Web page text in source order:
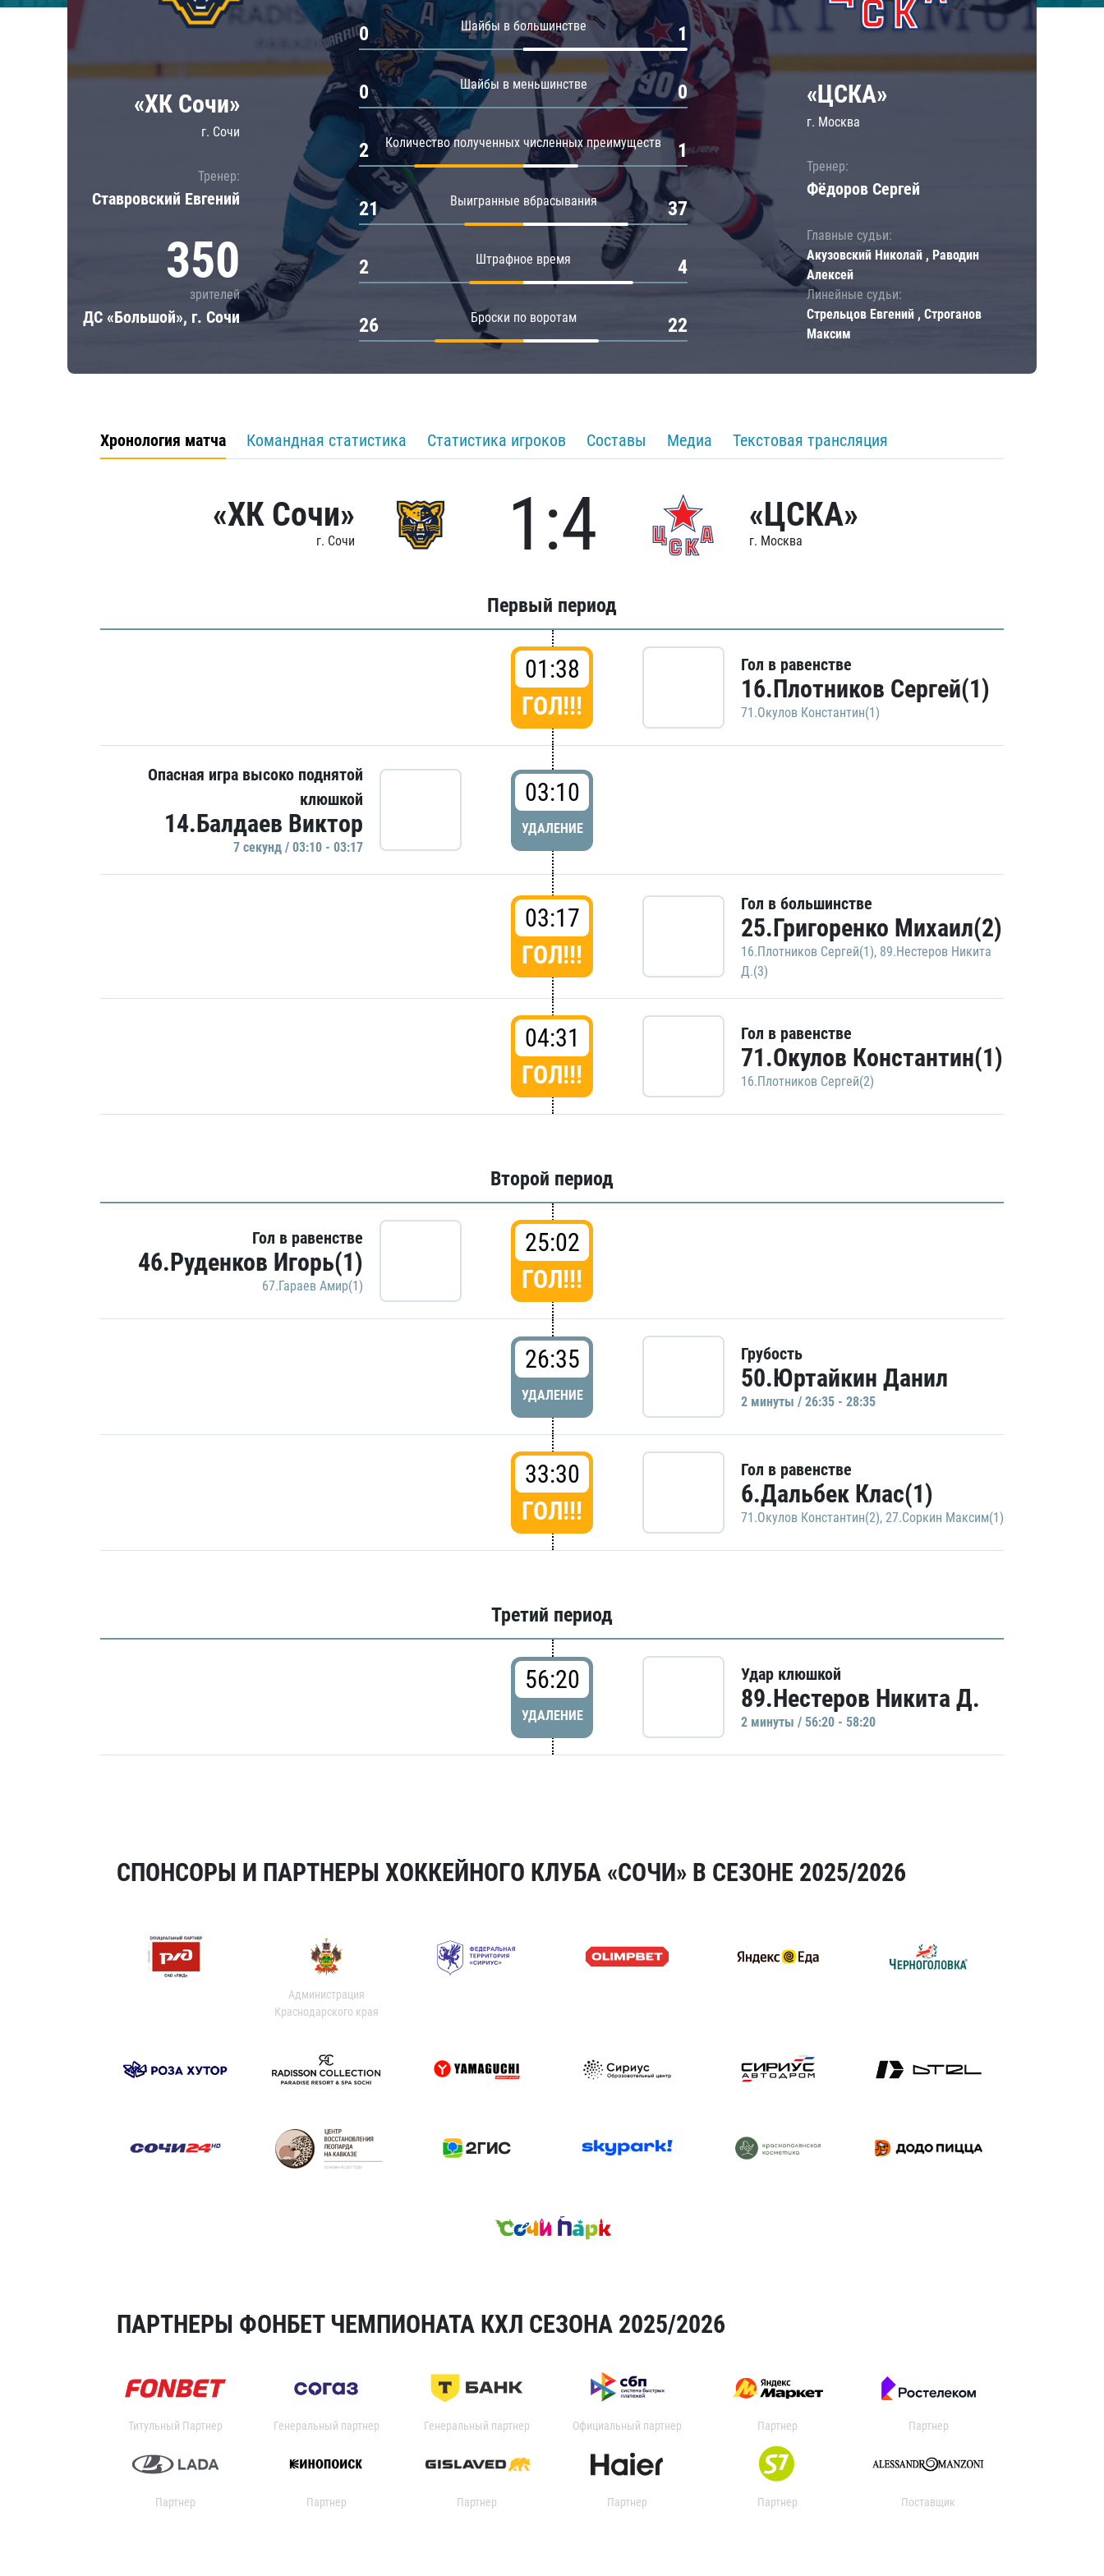
Локомотив
ЦСКА
Шанхайские Драконы
Амур
Барыс
Салават Юлаев
«ХК Сочи»
г. Сочи
Тренер:
Ставровский Евгений
350
зрителей
ДС «Большой», г. Сочи
Шайбы в большинстве
0 1
Шайбы в меньшинстве
0 0
Количество полученных численных преимуществ
2 1
Выигранные вбрасывания
21 37
Штрафное время
2 4
Броски по воротам
26 22
«ЦСКА»
г. Москва
Тренер:
Фёдоров Сергей
Главные судьи:
Акузовский Николай , Раводин
Алексей
Линейные судьи:
Стрельцов Евгений , Строганов
Максим
Хронология матча Командная статистика Статистика игроков Составы Медиа Текстовая трансляция
«ХК Сочи»
г. Сочи 1:4 «ЦСКА»
г. Москва
Первый период
01:38
ГОЛ!!!
Гол в равенстве
16.Плотников Сергей(1)
71.Окулов Константин(1)
Опасная игра высоко поднятой
клюшкой
14.Балдаев Виктор
7 секунд / 03:10 - 03:17
03:10
УДАЛЕНИЕ
03:17
ГОЛ!!!
Гол в большинстве
25.Григоренко Михаил(2)
16.Плотников Сергей(1), 89.Нестеров Никита
Д.(3)
04:31
ГОЛ!!!
Гол в равенстве
71.Окулов Константин(1)
16.Плотников Сергей(2)
Второй период
Гол в равенстве
46.Руденков Игорь(1)
67.Гараев Амир(1)
25:02
ГОЛ!!!
26:35
УДАЛЕНИЕ
Грубость
50.Юртайкин Данил
2 минуты / 26:35 - 28:35
33:30
ГОЛ!!!
Гол в равенстве
6.Дальбек Клас(1)
71.Окулов Константин(2), 27.Соркин Максим(1)
Третий период
56:20
УДАЛЕНИЕ
Удар клюшкой
89.Нестеров Никита Д.
2 минуты / 56:20 - 58:20
СПОНСОРЫ И ПАРТНЕРЫ ХОККЕЙНОГО КЛУБА «СОЧИ» В СЕЗОНЕ 2025/2026
Администрация
Краснодарского края
ПАРТНЕРЫ ФОНБЕТ ЧЕМПИОНАТА КХЛ СЕЗОНА 2025/2026
Титульный Партнер Генеральный партнер Генеральный партнер Официальный партнер Партнер Партнер
Партнер Партнер Партнер Партнер Партнер Поставщик